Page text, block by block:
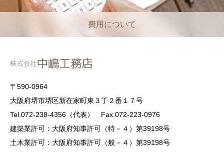
費用について
〒590-0964
大阪府堺市堺区新在家町東３丁２番１７号
Tel.072-238-4356（代表） Fax.072-223-0976
建築業許可：大阪府知事許可（特－４）第39198号
土木業許可：大阪府知事許可（般－４）第39198号